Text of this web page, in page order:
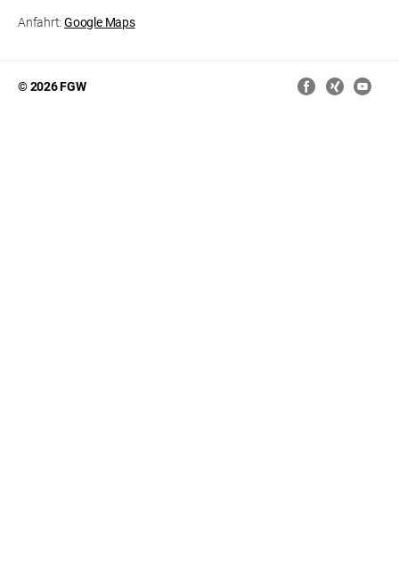
Anfahrt:Google Maps
© 2026 FGW